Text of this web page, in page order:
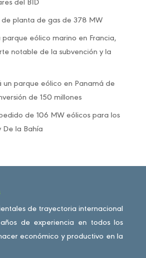
del BID
planta de gas de 378 MW
parque eólico marino en Francia,
notable de la subvención y la
un parque eólico en Panamá de
de 150 millones
de 106 MW eólicos para los
De la Bahía
de trayectoria internacional
de experiencia en todos los
económico y productivo en la